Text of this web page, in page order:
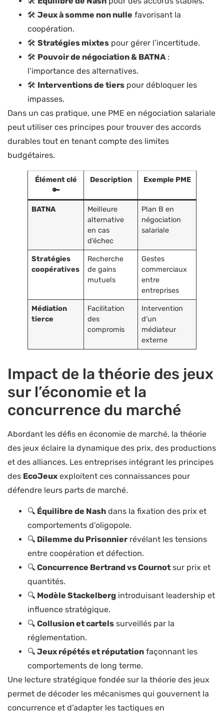
🛠️ Jeux à somme non nulle favorisant la
coopération.
🛠️ Stratégies mixtes pour gérer l’incertitude.
🛠️ Pouvoir de négociation & BATNA :
l’importance des alternatives.
🛠️ Interventions de tiers pour débloquer les
impasses.
Dans un cas pratique, une PME en négociation salariale
peut utiliser ces principes pour trouver des accords
durables tout en tenant compte des limites
budgétaires.
Élément clé
🔑
Description Exemple PME
BATNA
Meilleure
alternative
en cas
d’échec
Plan B en
négociation
salariale
Stratégies
coopératives
Recherche
de gains
mutuels
Gestes
commerciaux
entre
entreprises
Médiation
tierce
Facilitation
des
compromis
Intervention
d’un
médiateur
externe
Impact de la théorie des jeux
sur l’économie et la
concurrence du marché
Abordant les défis en économie de marché, la théorie
des jeux éclaire la dynamique des prix, des productions
et des alliances. Les entreprises intégrant les principes
des EcoJeux exploitent ces connaissances pour
défendre leurs parts de marché.
🔍 Équilibre de Nash dans la fixation des prix et
comportements d’oligopole.
🔍 Dilemme du Prisonnier révélant les tensions
entre coopération et défection.
🔍 Concurrence Bertrand vs Cournot sur prix et
quantités.
🔍 Modèle Stackelberg introduisant leadership et
influence stratégique.
🔍 Collusion et cartels surveillés par la
réglementation.
🔍 Jeux répétés et réputation façonnant les
comportements de long terme.
Une lecture stratégique fondée sur la théorie des jeux
permet de décoder les mécanismes qui gouvernent la
concurrence et d’adapter les tactiques en